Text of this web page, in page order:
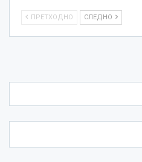
ПРЕТХОДНО СЛЕДНО